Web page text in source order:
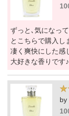
ずっと､気になっ
とこちらで購入し
凄く爽快にした
大好きな香りです♪
by